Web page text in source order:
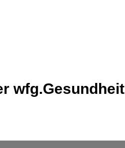
wfg.Gesundheit